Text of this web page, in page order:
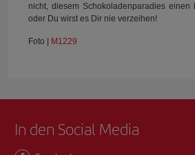
nicht, diesem Schokoladenparadies einen
oder Du wirst es Dir nie verzeihen!
Foto | M1229
In den Social Media